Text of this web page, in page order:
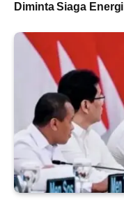
Diminta Siaga Energi